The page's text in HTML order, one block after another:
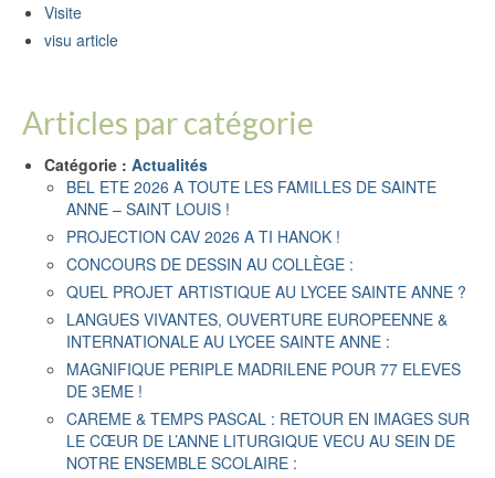
Visite
visu article
Articles par catégorie
Catégorie : Actualités
BEL ETE 2026 A TOUTE LES FAMILLES DE SAINTE
ANNE – SAINT LOUIS !
PROJECTION CAV 2026 A TI HANOK !
CONCOURS DE DESSIN AU COLLÈGE :
QUEL PROJET ARTISTIQUE AU LYCEE SAINTE ANNE ?
LANGUES VIVANTES, OUVERTURE EUROPEENNE &
INTERNATIONALE AU LYCEE SAINTE ANNE :
MAGNIFIQUE PERIPLE MADRILENE POUR 77 ELEVES
DE 3EME !
CAREME & TEMPS PASCAL : RETOUR EN IMAGES SUR
LE CŒUR DE L’ANNE LITURGIQUE VECU AU SEIN DE
NOTRE ENSEMBLE SCOLAIRE :